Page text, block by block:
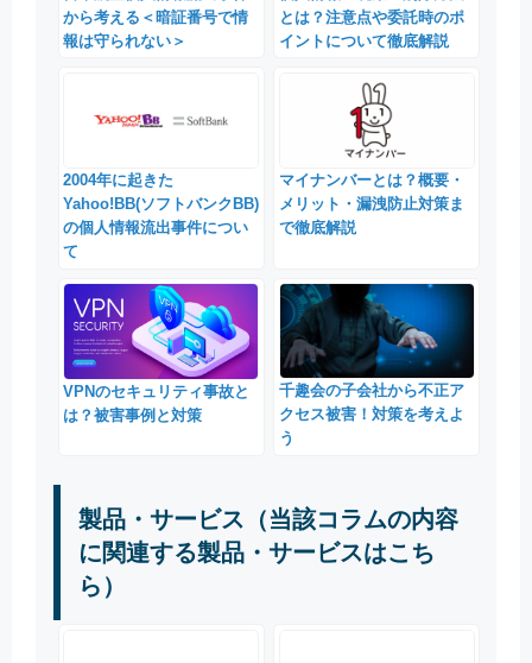
から考える＜暗証番号で情
報は守られない＞
とは？注意点や委託時のポ
イントについて徹底解説
2004年に起きた
Yahoo!BB(ソフトバンクBB)
の個人情報流出事件につい
て
マイナンバーとは？概要・
メリット・漏洩防止対策ま
で徹底解説
VPNのセキュリティ事故と
は？被害事例と対策
千趣会の子会社から不正ア
クセス被害！対策を考えよ
う
製品・サービス（当該コラムの内容
に関連する製品・サービスはこち
ら）